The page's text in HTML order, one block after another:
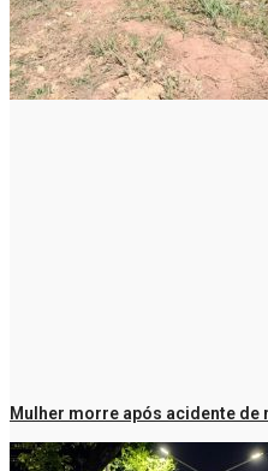
Mulher morre após acidente de